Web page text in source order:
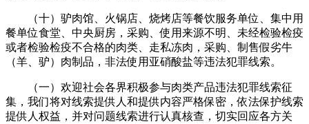
（十）驴肉馆、火锅店、烧烤店等餐饮服务单位、集中用
餐单位食堂、中央厨房，采购、使用来源不明、未经检验检疫
或者检验检疫不合格的肉类、走私冻肉，采购、制售假劣牛
（羊、驴）肉制品，非法使用亚硝酸盐等违法犯罪线索。
‍（一）欢迎社会各界积极参与肉类产品违法犯罪线索征
集，我们将对线索提供人和提供内容严格保密，依法保护线索
提供人权益，并对问题线索进行认真核查，切实回应各方关